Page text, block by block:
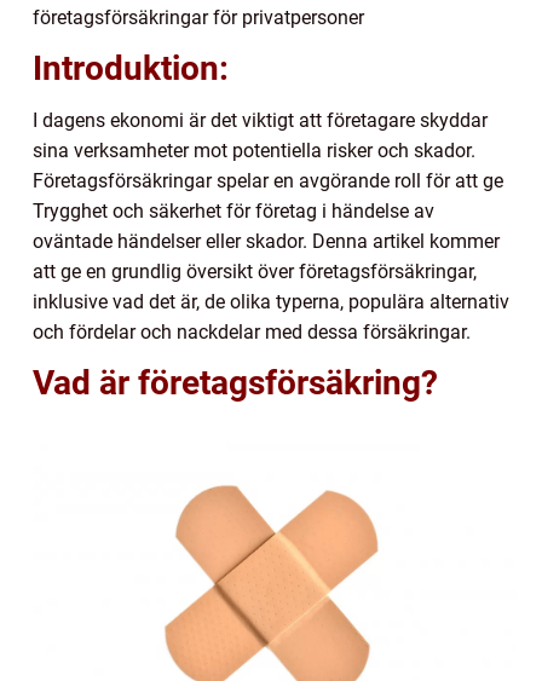
företagsförsäkringar för privatpersoner
Introduktion:
I dagens ekonomi är det viktigt att företagare skyddar
sina verksamheter mot potentiella risker och skador.
Företagsförsäkringar spelar en avgörande roll för att ge
Trygghet och säkerhet för företag i händelse av
oväntade händelser eller skador. Denna artikel kommer
att ge en grundlig översikt över företagsförsäkringar,
inklusive vad det är, de olika typerna, populära alternativ
och fördelar och nackdelar med dessa försäkringar.
Vad är företagsförsäkring?